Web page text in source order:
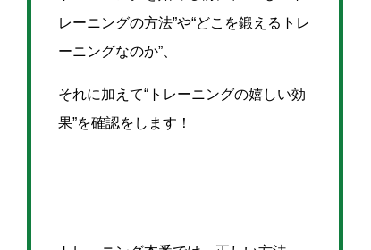
レーニングの方法”や“どこを鍛えるトレ
ーニングなのか”、
それに加えて“トレーニングの嬉しい効
果”を確認をします！